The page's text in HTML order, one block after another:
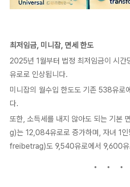
최저임금, 미니잡, 면세 한도
2025년 1월부터 법정 최저임금이 시
유로로 인상됩니다.
미니잡의 월수입 한도도 기존 538유로
다.
또한, 소득세를 내지 않아도 되는 기본
g)는 12,084유로로 증가하며, 자녀 1
freibetrag)도 9,540유로에서 9,600유